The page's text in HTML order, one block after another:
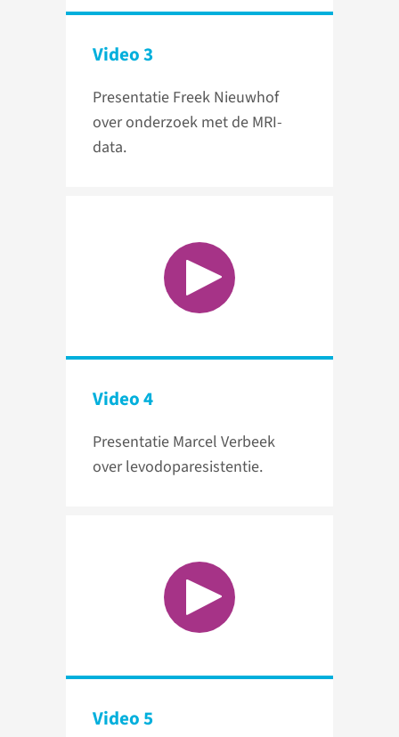
Video 3
Presentatie Freek Nieuwhof
over onderzoek met de MRI-
data.
Video 4
Presentatie Marcel Verbeek
over levodoparesistentie.
Video 5